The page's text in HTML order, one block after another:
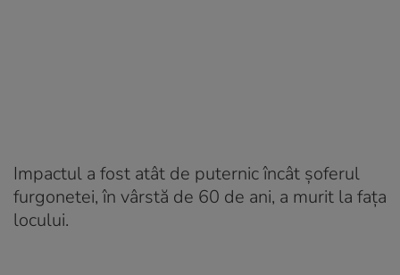
Impactul a fost atât de puternic încât șoferul
furgonetei, în vârstă de 60 de ani, a murit la fața
locului.